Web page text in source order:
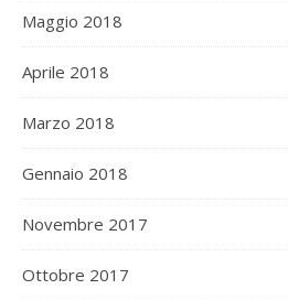
Maggio 2018
Aprile 2018
Marzo 2018
Gennaio 2018
Novembre 2017
Ottobre 2017